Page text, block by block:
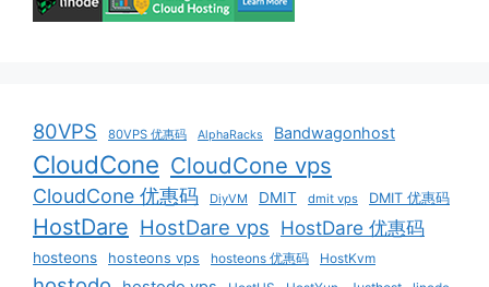
80VPS 80VPS 优惠码 AlphaRacks Bandwagonhost
CloudCone CloudCone vps
CloudCone 优惠码 DiyVM DMIT dmit vps DMIT 优惠码
HostDare HostDare vps HostDare 优惠码
hosteons hosteons vps hosteons 优惠码 HostKvm